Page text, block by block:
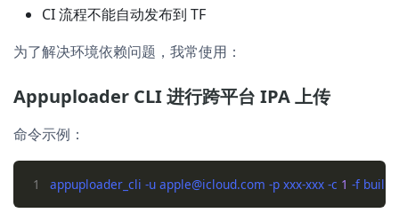
CI 流程不能自动发布到 TF
为了解决环境依赖问题，我常使用：
Appuploader CLI 进行跨平台 IPA 上传
命令示例：
1 appuploader_cli -u apple@icloud.com -p xxx-xxx -c 1